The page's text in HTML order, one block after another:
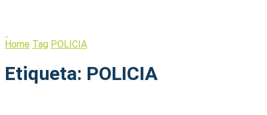
Home Tag POLICIA
Etiqueta: POLICIA